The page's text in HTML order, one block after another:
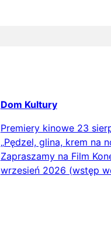
Dom Kultury
Premiery kinowe 23
„Pędzel, glina, krem na
Zapraszamy na Film
wrzesień 2026 (wstęp